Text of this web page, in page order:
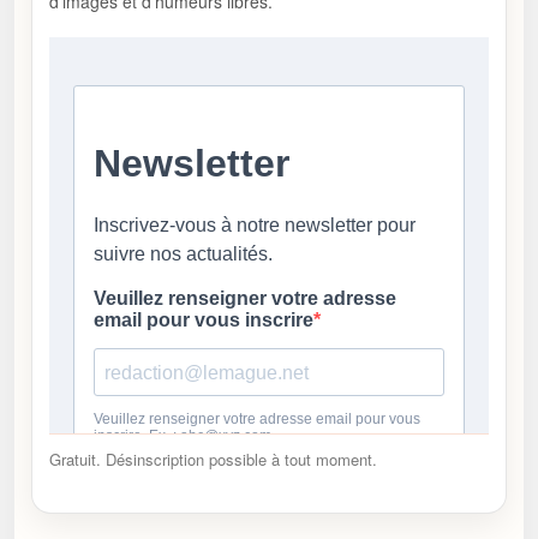
Gratuit. Désinscription possible à tout moment.